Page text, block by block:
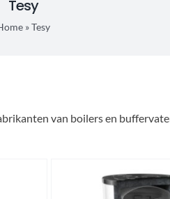
Tesy
»Tesy
van boilers en